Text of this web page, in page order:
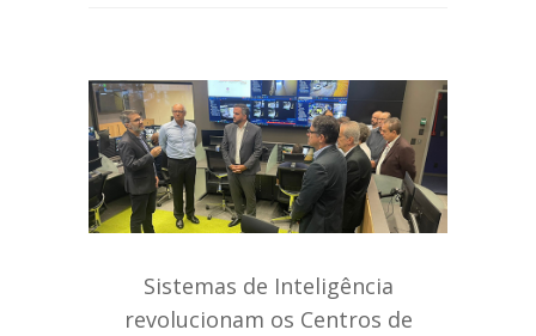
Sistemas de Inteligência
revolucionam os Centros de